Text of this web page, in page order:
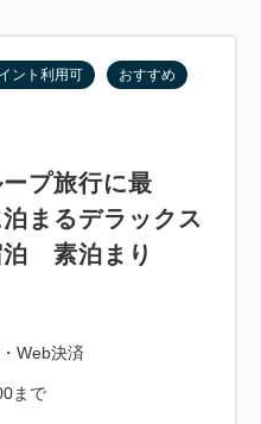
ント利用可 おすすめ
ープ旅行に最
まるデラックス
泊 素泊まり
Web決済
まで